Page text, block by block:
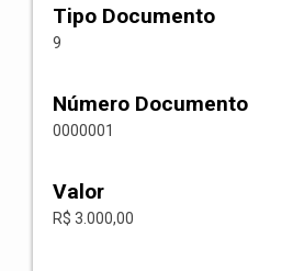
Tipo Documento
9
Número Documento
0000001
Valor
R$ 3.000,00